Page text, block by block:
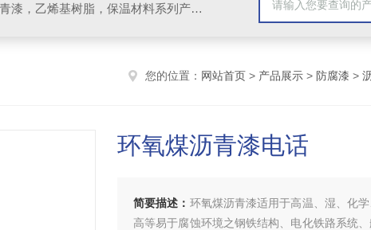
防腐材料，玻璃鳞片胶泥，玻璃鳞片涂料，环氧树脂，沥青漆，乙烯基树脂，保温材料系列产品。
您的位置： 网站首页 > 产品展示 > 防腐漆 >
环氧煤沥青漆电话
简要描述： 环氧煤沥青漆适用于高温、湿、化
高等易于腐蚀环境之钢铁结构、电化铁路系统